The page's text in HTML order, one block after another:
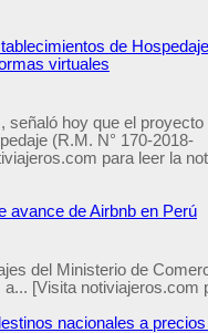
de
virtuales
señaló hoy que el proyecto
(R.M. N° 170-2018-
para leer la
avance de Airbnb en Perú
del Ministerio de
[Visita notiviajeros.com
nacionales a